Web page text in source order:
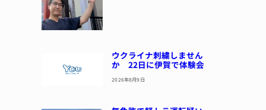
ウクライナ刺繍しません
か 22日に伊賀で体験会
2026年8月9日